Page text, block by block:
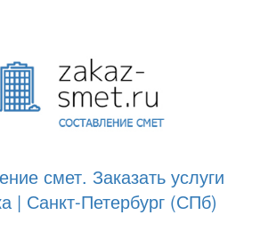
смет. Заказать услуги
| Санкт-Петербург (СПб)